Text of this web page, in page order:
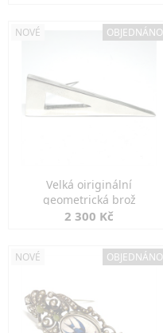
NOVÉ OBJEDNÁNO
Velká oiriginální
geometrická brož
2 300 Kč
NOVÉ OBJEDNÁNO